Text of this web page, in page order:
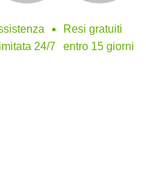
24/7
24/7
Resi gratuiti
Resi gratuiti
entro 15 giorni